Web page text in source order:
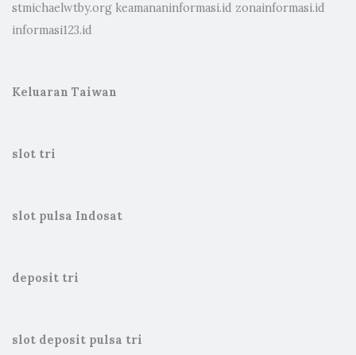
stmichaelwtby.org keamananinformasi.id zonainformasi.id
informasi123.id
Keluaran Taiwan
slot tri
slot pulsa Indosat
deposit tri
slot deposit pulsa tri